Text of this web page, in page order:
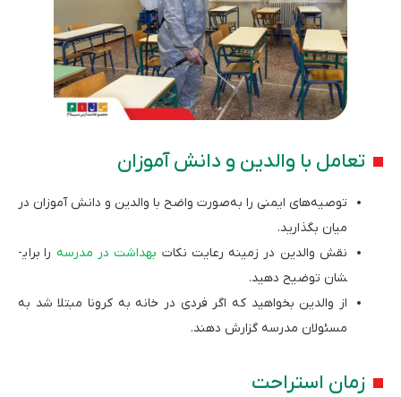
تعامل با والدین و دانش آموزان
توصیه‌های ایمنی را به‌صورت واضح با والدین و دانش آموزان در
میان بگذارید.
نقش والدین در زمینه رعایت نکات بهداشت در مدرسهرا برای­
شان توضیح دهید.
از والدین بخواهید که اگر فردی در خانه به کرونا مبتلا شد به
مسئولان مدرسه گزارش دهند.
زمان استراحت